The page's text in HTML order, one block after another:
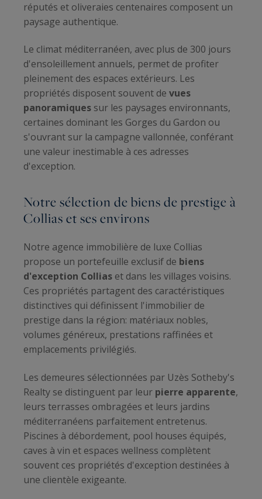
réputés et oliveraies centenaires composent un
paysage authentique.
Le climat méditerranéen, avec plus de 300 jours
d'ensoleillement annuels, permet de profiter
pleinement des espaces extérieurs. Les
propriétés disposent souvent de vues
panoramiques sur les paysages environnants,
certaines dominant les Gorges du Gardon ou
s'ouvrant sur la campagne vallonnée, conférant
une valeur inestimable à ces adresses
d'exception.
Notre sélection de biens de prestige à
Collias et ses environs
Notre agence immobilière de luxe Collias
propose un portefeuille exclusif de biens
d'exception Collias et dans les villages voisins.
Ces propriétés partagent des caractéristiques
distinctives qui définissent l'immobilier de
prestige dans la région: matériaux nobles,
volumes généreux, prestations raffinées et
emplacements privilégiés.
Les demeures sélectionnées par Uzès Sotheby's
Realty se distinguent par leur pierre apparente,
leurs terrasses ombragées et leurs jardins
méditerranéens parfaitement entretenus.
Piscines à débordement, pool houses équipés,
caves à vin et espaces wellness complètent
souvent ces propriétés d'exception destinées à
une clientèle exigeante.